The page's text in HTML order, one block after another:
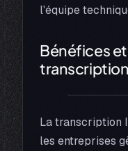
l'équipe
Bénéfices
La transcription
les entreprises